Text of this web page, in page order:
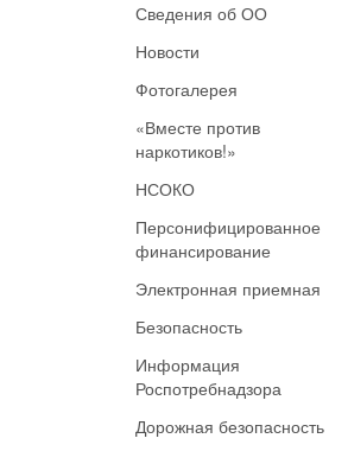
Сведения об ОО
Новости
Фотогалерея
«Вместе против
наркотиков!»
НСОКО
Персонифицированное
финансирование
Электронная приемная
Безопасность
Информация
Роспотребнадзора
Дорожная безопасность